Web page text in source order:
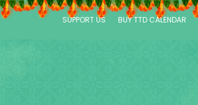
SUPPORT US BUY TTD CALENDAR